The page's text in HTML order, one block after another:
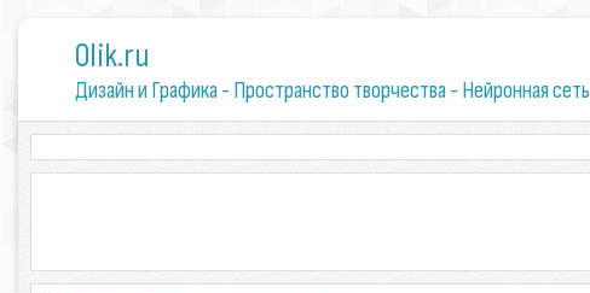
0lik.ru
Дизайн и Графика - Пространство творчества - Нейронная сеть